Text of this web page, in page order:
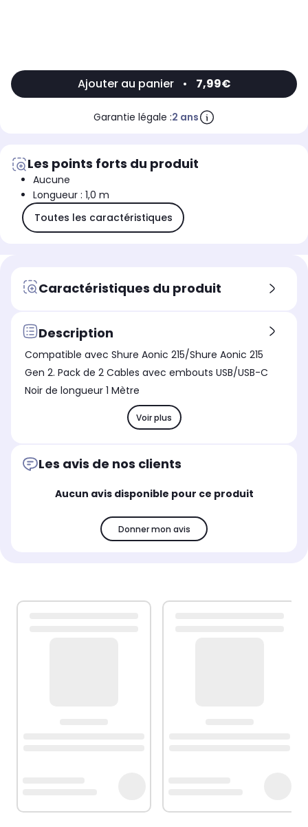
Ajouter au panier • 7,99€
Garantie légale :2 ans
Les points forts du produit
Aucune
Longueur : 1,0 m
Toutes les caractéristiques
Caractéristiques du produit
Description
Compatible avec Shure Aonic 215/Shure Aonic 215
Gen 2. Pack de 2 Cables avec embouts USB/USB-C
Noir de longueur 1 Mètre
Voir plus
Les avis de nos clients
Aucun avis disponible pour ce produit
Donner mon avis